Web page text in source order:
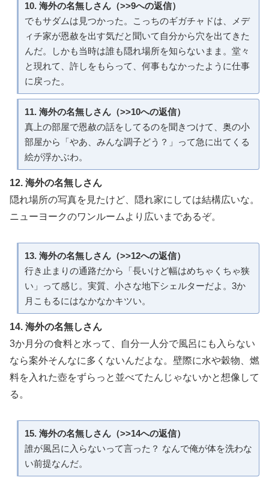
10. 海外の名無しさん（>>9への返信）
でもサダムは見つかった。こっちのギガチャドは、メデ
ィチ家が恩赦を出す気だと聞いて自分から穴を出てきた
んだ。しかも当時は誰も隠れ場所を知らないまま。堂々
と現れて、許しをもらって、何事もなかったように仕事
に戻った。
11. 海外の名無しさん（>>10への返信）
真上の部屋で恩赦の話をしてるのを聞きつけて、奥の小
部屋から「やあ、みんな調子どう？」って急に出てくる
絵が浮かぶわ。
12. 海外の名無しさん
隠れ場所の写真を見たけど、隠れ家にしては結構広いな。
ニューヨークのワンルームより広いまであるぞ。
13. 海外の名無しさん（>>12への返信）
行き止まりの通路だから「長いけど幅はめちゃくちゃ狭
い」って感じ。実質、小さな地下シェルターだよ。3か
月こもるにはなかなかキツい。
14. 海外の名無しさん
3か月分の食料と水って、自分一人分で風呂にも入らない
なら案外そんなに多くないんだよな。壁際に水や穀物、燃
料を入れた壺をずらっと並べてたんじゃないかと想像して
る。
15. 海外の名無しさん（>>14への返信）
誰が風呂に入らないって言った？ なんで俺が体を洗わな
い前提なんだ。